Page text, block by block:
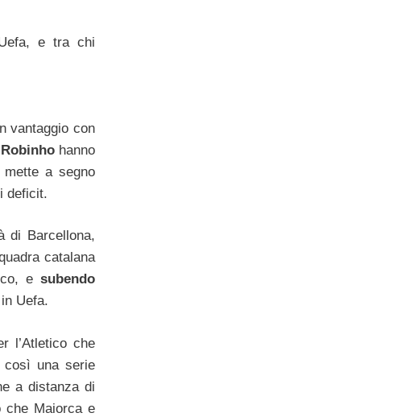
e tra chi
vantaggio con
Robinho hanno
a segno
deficit.
di Barcellona,
catalana
e subendo
Uefa.
l’Atletico che
così una serie
a distanza di
che Maiorca e